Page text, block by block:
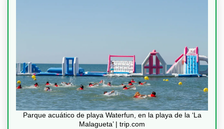
Parque acuático de playa Waterfun, en la playa de la ‘La
Malagueta’ | trip.com